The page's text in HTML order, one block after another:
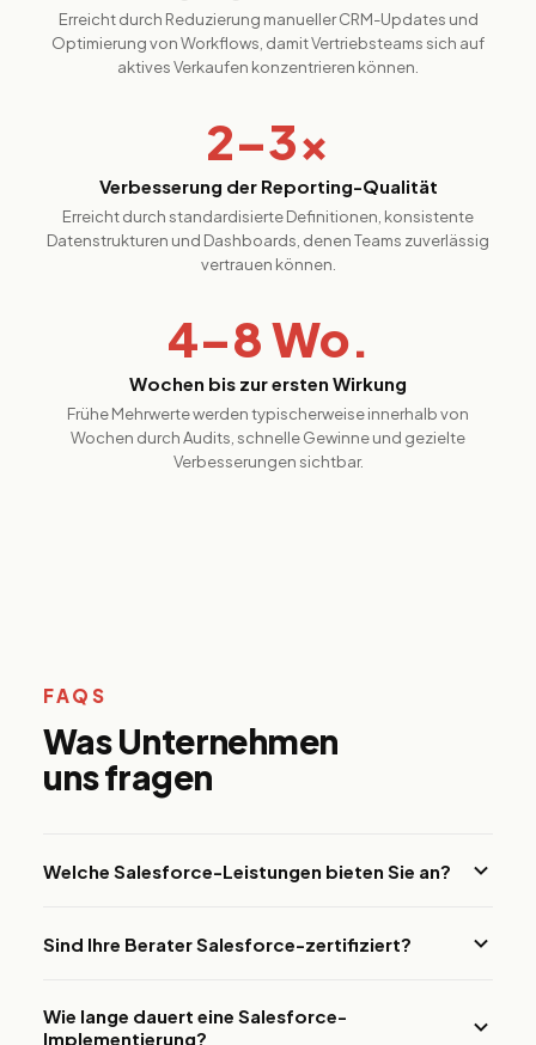
Erreicht durch Reduzierung manueller CRM-Updates und
Optimierung von Workflows, damit Vertriebsteams sich auf
aktives Verkaufen konzentrieren können.
2–3×
Verbesserung der Reporting-Qualität
Erreicht durch standardisierte Definitionen, konsistente
Datenstrukturen und Dashboards, denen Teams zuverlässig
vertrauen können.
4–8 Wo.
Wochen bis zur ersten Wirkung
Frühe Mehrwerte werden typischerweise innerhalb von
Wochen durch Audits, schnelle Gewinne und gezielte
Verbesserungen sichtbar.
FAQS
Was Unternehmen
uns fragen
Welche Salesforce-Leistungen bieten Sie an?
einschließlich Implementierung, Anpassung,
Components, Apex-Entwicklung, Flow-Automatisierung
Sind Ihre Berater Salesforce-zertifiziert?
Zertifizierungen in den Bereichen Administration,
Wie lange dauert eine Salesforce-
Implementierung?